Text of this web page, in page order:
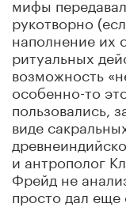
рукотворно
наполнение их
ритуальных
возможность
особенно-то
пользовались,
виде
и антрополог
Фрейд не
просто дал еще